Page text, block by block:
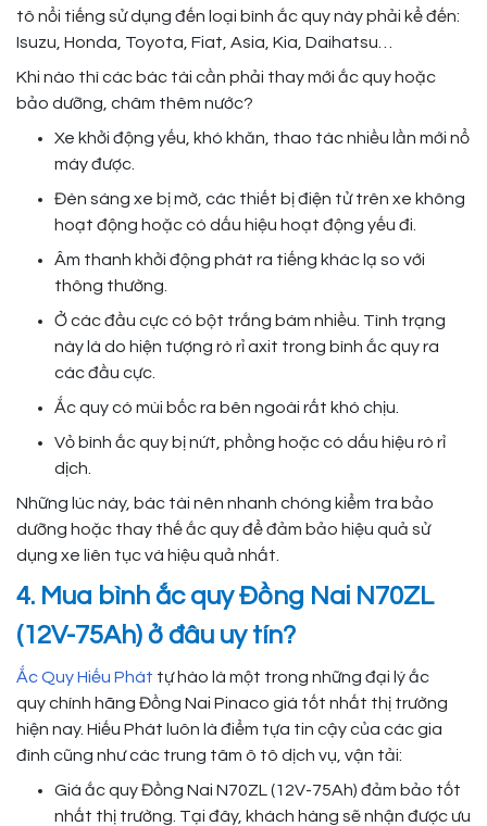
tô nổi tiếng sử dụng đến loại bình ắc quy này phải kể đến:
Isuzu, Honda, Toyota, Fiat, Asia, Kia, Daihatsu…
Khi nào thì các bác tài cần phải thay mới ắc quy hoặc
bảo dưỡng, châm thêm nước?
Xe khởi động yếu, khó khăn, thao tác nhiều lần mới nổ
máy được.
Đèn sáng xe bị mờ, các thiết bị điện tử trên xe không
hoạt động hoặc có dấu hiệu hoạt động yếu đi.
Âm thanh khởi động phát ra tiếng khác lạ so với
thông thường.
Ở các đầu cực có bột trắng bám nhiều. Tình trạng
này là do hiện tượng rò rỉ axit trong bình ắc quy ra
các đầu cực.
Ắc quy có mùi bốc ra bên ngoài rất khó chịu.
Vỏ bình ắc quy bị nứt, phồng hoặc có dấu hiệu rò rỉ
dịch.
Những lúc này, bác tài nên nhanh chóng kiểm tra bảo
dưỡng hoặc thay thế ắc quy để đảm bảo hiệu quả sử
dụng xe liên tục và hiệu quả nhất.
4. Mua bình ắc quy Đồng Nai N70ZL
(12V-75Ah) ở đâu uy tín?
Ắc Quy Hiếu Phát tự hào là một trong những đại lý ắc
quy chính hãng Đồng Nai Pinaco giá tốt nhất thị trường
hiện nay. Hiếu Phát luôn là điểm tựa tin cậy của các gia
đình cũng như các trung tâm ô tô dịch vụ, vận tải:
Giá ắc quy Đồng Nai N70ZL (12V-75Ah) đảm bảo tốt
nhất thị trường. Tại đây, khách hàng sẽ nhận được ưu